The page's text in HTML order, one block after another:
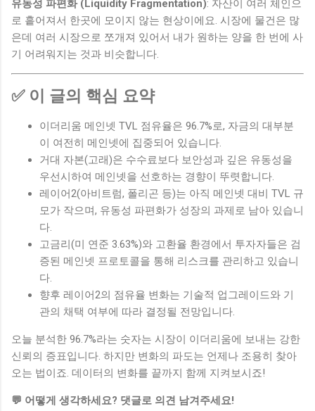
유동성 파편화 (Liquidity Fragmentation): 자산이 여러 체인으
로 흩어져서 한곳에 모이지 않는 현상이에요. 시장에 물건은 많
은데 여러 시장으로 쪼개져 있어서 내가 원하는 양을 한 번에 사
기 어려워지는 것과 비슷합니다.
✅ 이 글의 핵심 요약
이더리움 메인넷 TVL 점유율은 96.7%로, 자금의 대부분
이 여전히 메인넷에 집중되어 있습니다.
거대 자본(고래)은 수수료보다 보안성과 깊은 유동성을
우선시하여 메인넷을 선호하는 경향이 뚜렷합니다.
레이어2(아비트럼, 폴리곤 등)는 아직 메인넷 대비 TVL 규
모가 작으며, 유동성 파편화가 성장의 과제로 남아 있습니
다.
고금리(미 연준 3.63%)와 고환율 환경에서 투자자들은 검
증된 메인넷 프로토콜을 통해 리스크를 관리하고 있습니
다.
향후 레이어2의 점유율 변화는 기술적 업그레이드와 기
관의 채택 여부에 따라 결정될 전망입니다.
오늘 분석한 96.7%라는 숫자는 시장이 이더리움에 보내는 강한
신뢰의 증표입니다. 하지만 변화의 파도는 언제나 조용히 찾아
오는 법이죠. 데이터의 변화를 끝까지 함께 지켜보시죠!
💬 어떻게 생각하세요? 댓글로 의견 남겨주세요!